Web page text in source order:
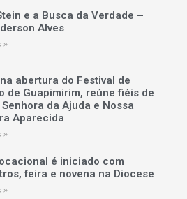
e a Busca da Verdade –
Alves
»
abertura do Festival de
de Guapimirim, reúne fiéis de
da Ajuda e Nossa
Aparecida
»
é iniciado com
feira e novena na Diocese
»